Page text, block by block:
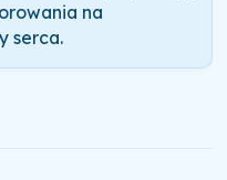
na
serca.